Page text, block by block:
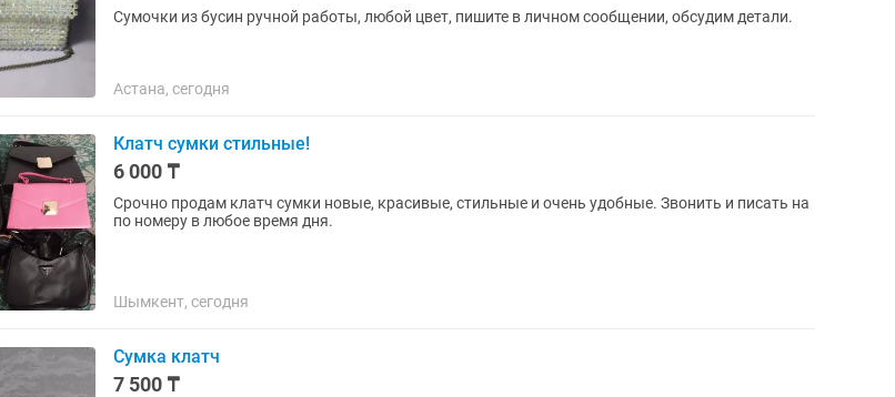
Сумочки из бусин ручной работы, любой цвет, пишите в личном сообщении, обсудим детали.
Астана, сегодня
Клатч сумки стильные!
6 000 ₸
Срочно продам клатч сумки новые, красивые, стильные и очень удобные. Звонить и писать на
по номеру в любое время дня.
Шымкент, сегодня
Сумка клатч
7 500 ₸